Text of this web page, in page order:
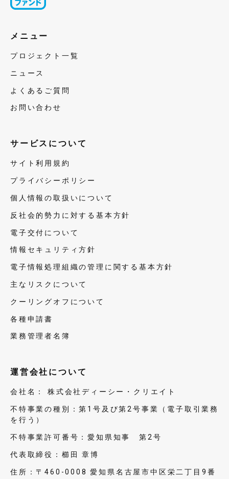
メニュー
プロジェクト一覧
ニュース
よくあるご質問
お問い合わせ
サービスについて
サイト利用規約
プライバシーポリシー
個人情報の取扱いについて
反社会的勢力に対する基本方針
電子交付について
情報セキュリティ方針
電子情報処理組織の管理に関する基本方針
主なリスクについて
クーリングオフについて
各種申請書
業務管理者名簿
運営会社について
会社名： 株式会社ディーシー・クリエイト
不特事業の種別：第1号及び第2号事業（電子取引業務
を行う）
不特事業許可番号：愛知県知事 第2号
代表取締役：櫛田 章博
住所：〒460-0008 愛知県名古屋市中区栄二丁目9番